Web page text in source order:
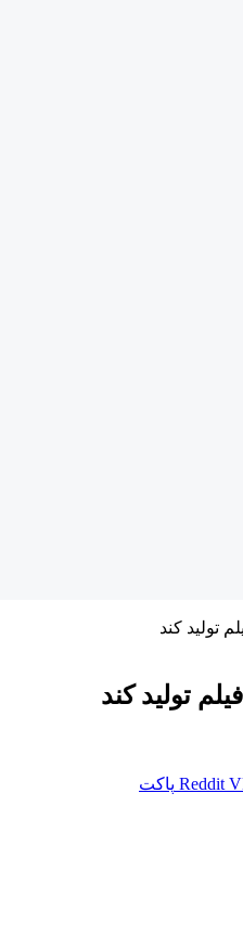
تولید کند
تولید کند
Reddit پاکت